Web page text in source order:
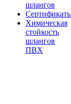
шлангов
Химическая
стойкость
шлангов
ПВХ